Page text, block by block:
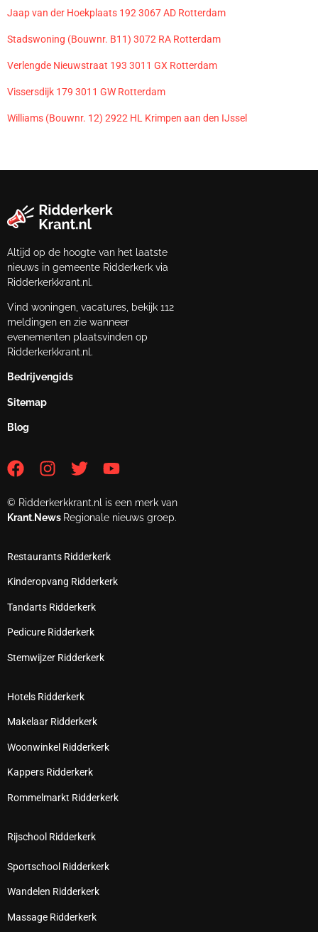
Jaap van der Hoekplaats 192 3067 AD Rotterdam
Stadswoning (Bouwnr. B11) 3072 RA Rotterdam
Verlengde Nieuwstraat 193 3011 GX Rotterdam
Vissersdijk 179 3011 GW Rotterdam
Williams (Bouwnr. 12) 2922 HL Krimpen aan den IJssel
Altijd op de hoogte van het laatste
nieuws in gemeente Ridderkerk via
Ridderkerkkrant.nl.
Vind woningen, vacatures, bekijk 112
meldingen en zie wanneer
evenementen plaatsvinden op
Ridderkerkkrant.nl.
Bedrijvengids
Sitemap
Blog
© Ridderkerkkrant.nl is een merk van
Krant.News Regionale nieuws groep.
Restaurants Ridderkerk
Kinderopvang Ridderkerk
Tandarts Ridderkerk
Pedicure Ridderkerk
Stemwijzer Ridderkerk
Hotels Ridderkerk
Makelaar Ridderkerk
Woonwinkel Ridderkerk
Kappers Ridderkerk
Rommelmarkt Ridderkerk
Rijschool Ridderkerk
Sportschool Ridderkerk
Wandelen Ridderkerk
Massage Ridderkerk